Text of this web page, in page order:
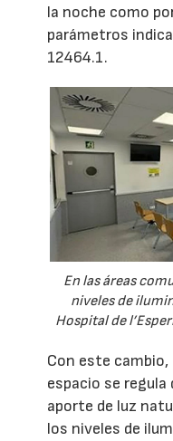
la noche como
parámetros
12464.1.
En las áreas
niveles de
Hospital de
Con este cambio,
espacio se
aporte de luz
los niveles de